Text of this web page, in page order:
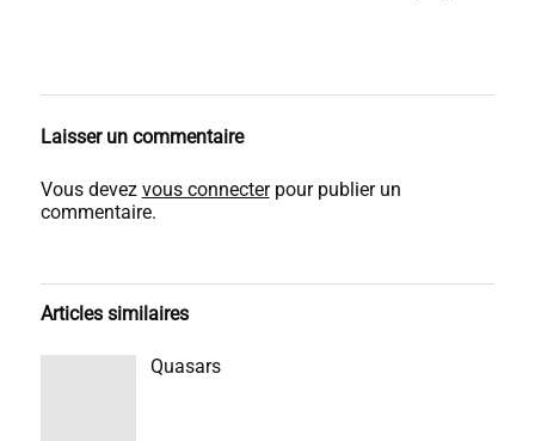
Laisser un commentaire
Vous devez vous connecterpour publier un
commentaire.
Articles similaires
Quasars